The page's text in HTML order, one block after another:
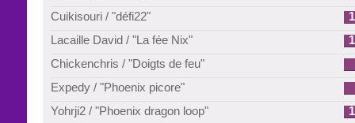
Cuikisouri / "défi22"
1
Lacaille David / "La fée Nix"
1
Chickenchris / "Doigts de feu"
Expedy / "Phoenix picore"
Yohrji2 / "Phoenix dragon loop"
1